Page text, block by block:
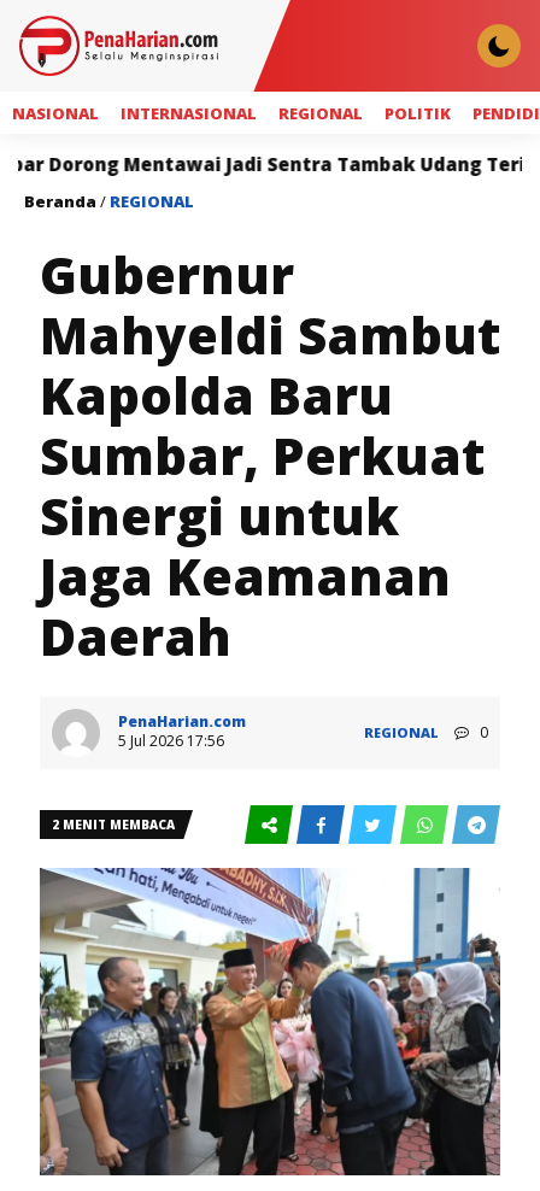
NASIONAL INTERNASIONAL REGIONAL POLITIK
Mentawai Jadi Sentra Tambak Udang Terintegrasi
Beranda / REGIONAL
Gubernur
Mahyeldi Sambut
Kapolda Baru
Sumbar, Perkuat
Sinergi untuk
Jaga Keamanan
Daerah
PenaHarian.com
5 Jul 2026 17:56
REGIONAL 0
2 MENIT MEMBACA